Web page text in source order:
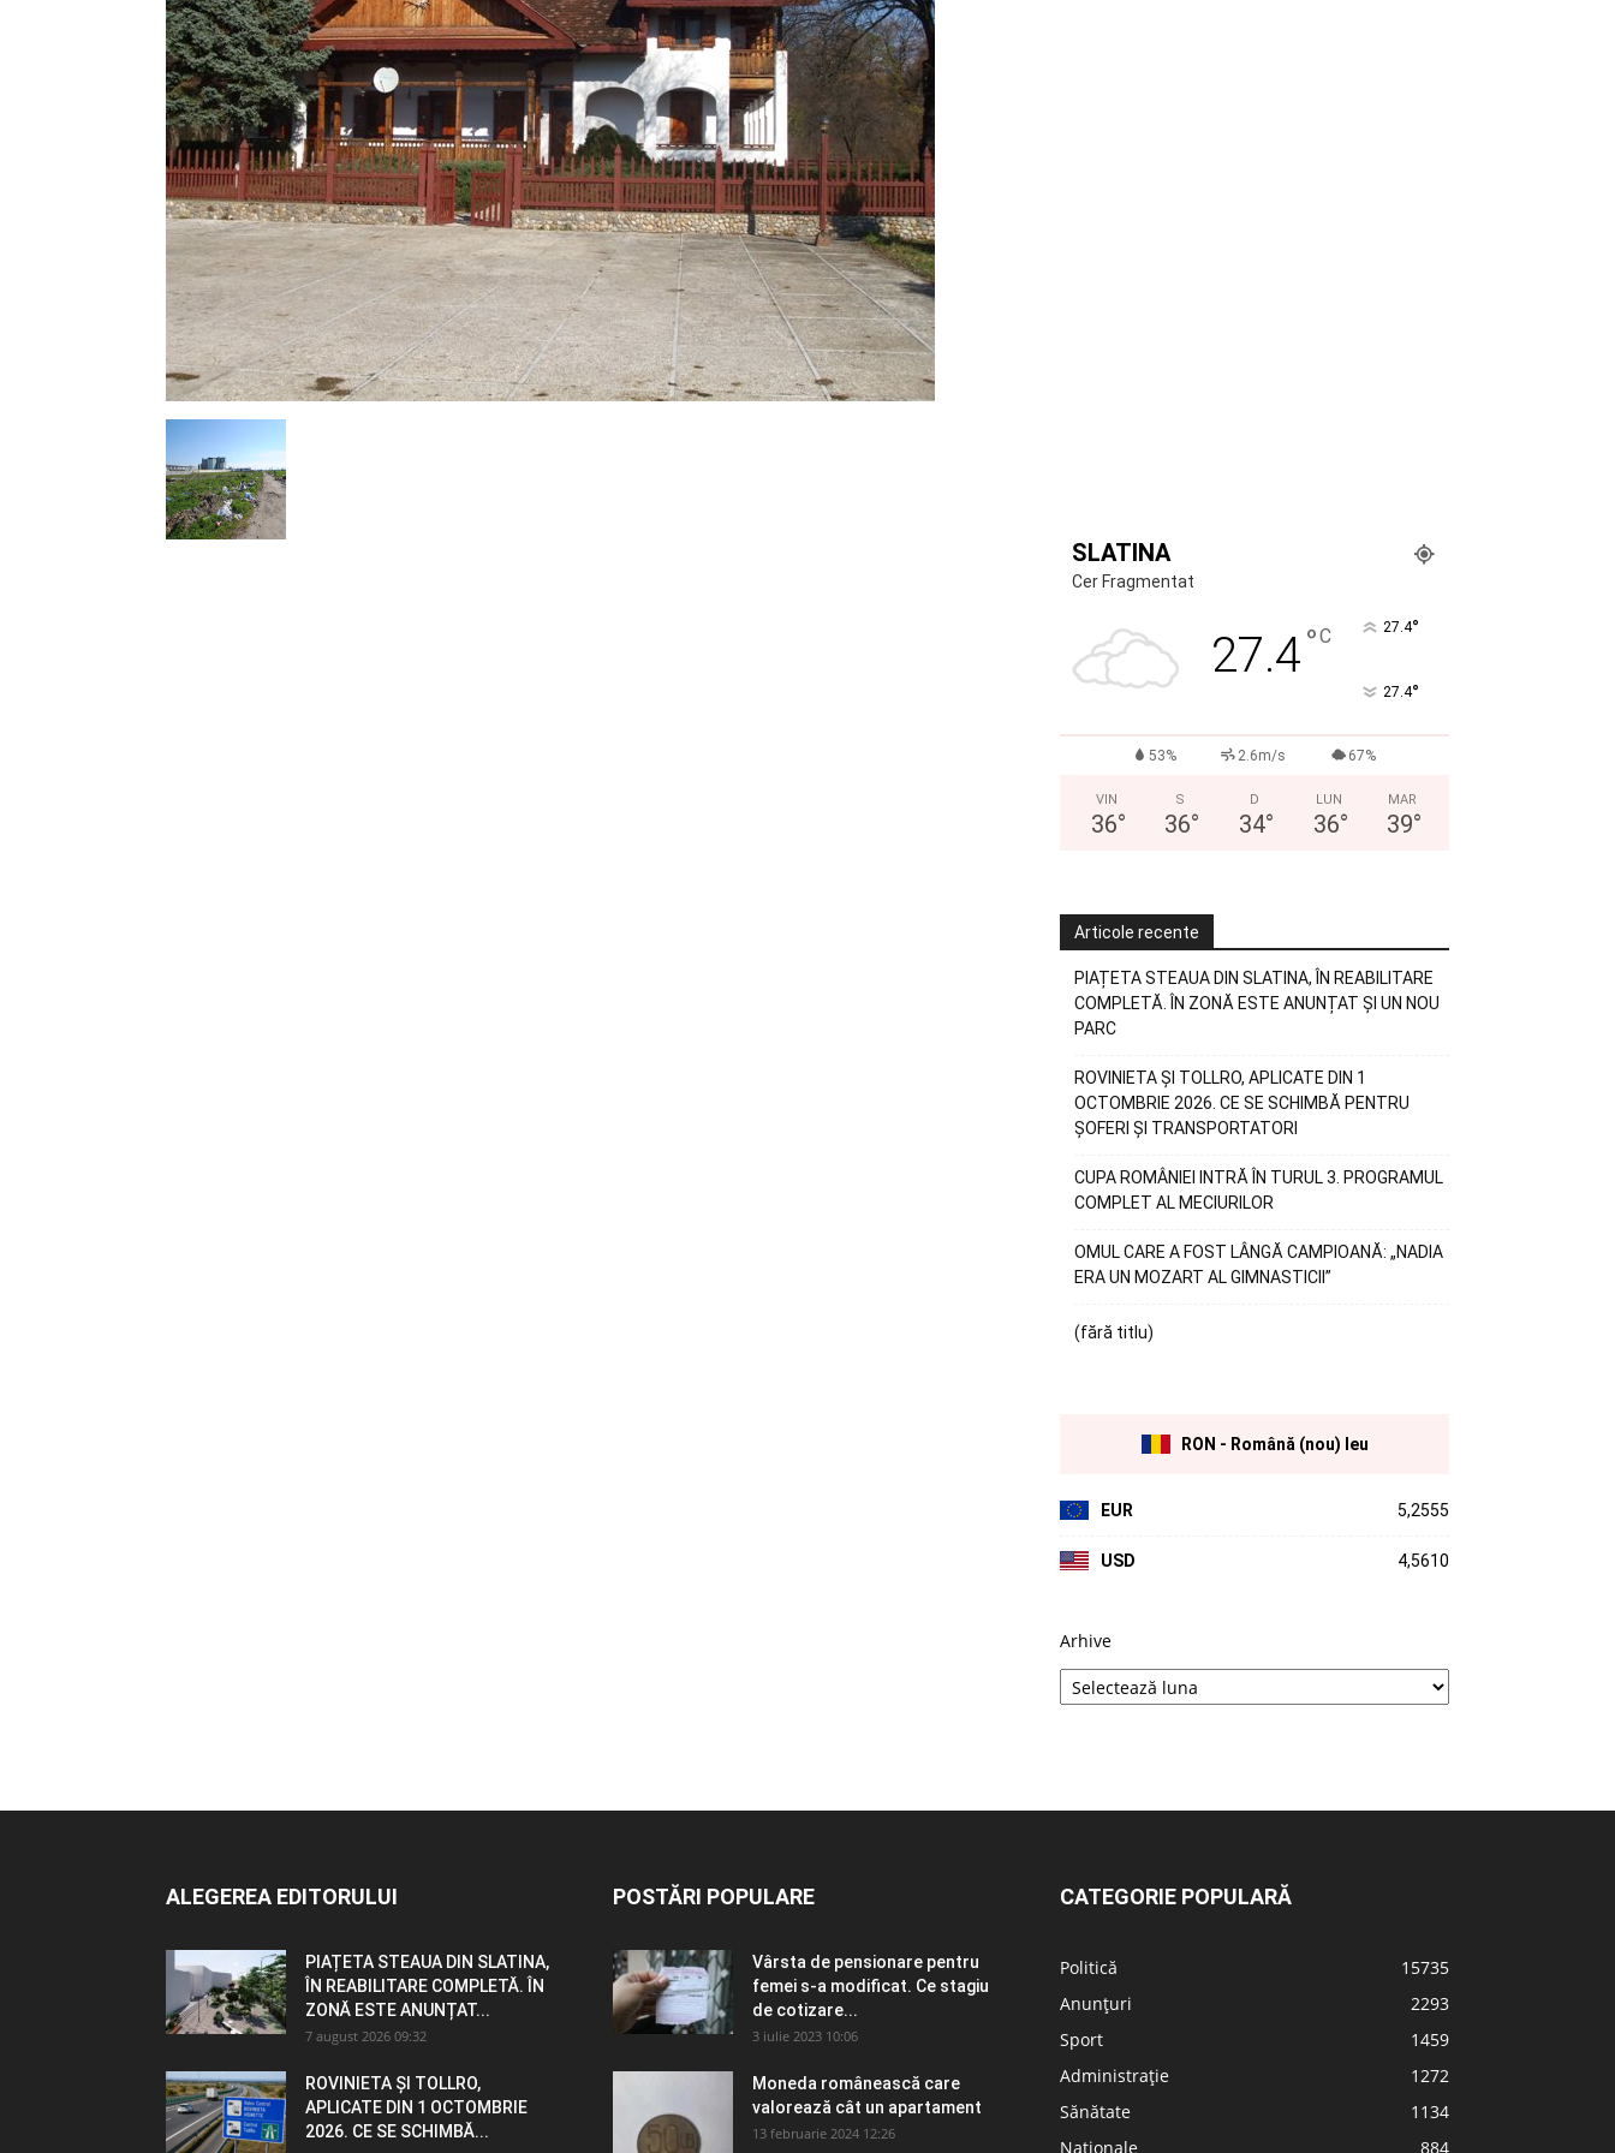
SLATINA
Cer Fragmentat
27.4°C 27.4°
27.4°
53% 2.6m/s 67%
VIN
36°
S
36°
D
34°
LUN
36°
MAR
39°
Articole recente
PIAȚETA STEAUA DIN SLATINA, ÎN REABILITARE
COMPLETĂ. ÎN ZONĂ ESTE ANUNȚAT ȘI UN NOU
PARC
ROVINIETA ȘI TOLLRO, APLICATE DIN 1
OCTOMBRIE 2026. CE SE SCHIMBĂ PENTRU
ȘOFERI ȘI TRANSPORTATORI
CUPA ROMÂNIEI INTRĂ ÎN TURUL 3. PROGRAMUL
COMPLET AL MECIURILOR
OMUL CARE A FOST LÂNGĂ CAMPIOANĂ: „NADIA
ERA UN MOZART AL GIMNASTICII”
(fără titlu)
RON - Română (nou) leu
EUR 5,2555
USD 4,5610
Arhive
ALEGEREA EDITORULUI
PIAȚETA STEAUA DIN SLATINA,
ÎN REABILITARE COMPLETĂ. ÎN
ZONĂ ESTE ANUNȚAT...
7 august 2026 09:32
ROVINIETA ȘI TOLLRO,
APLICATE DIN 1 OCTOMBRIE
2026. CE SE SCHIMBĂ...
POSTĂRI POPULARE
Vârsta de pensionare pentru
femei s-a modificat. Ce stagiu
de cotizare...
3 iulie 2023 10:06
Moneda românească care
valorează cât un apartament
13 februarie 2024 12:26
CATEGORIE POPULARĂ
Politică
15735
Anunțuri
2293
Sport
1459
Administrație
1272
Sănătate
1134
Naționale
884